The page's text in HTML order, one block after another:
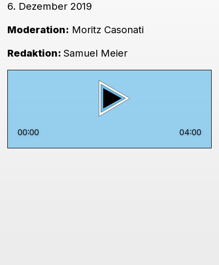
6. Dezember 2019
Moderation: Moritz Casonati
Redaktion: Samuel Meier
00:00 04:00